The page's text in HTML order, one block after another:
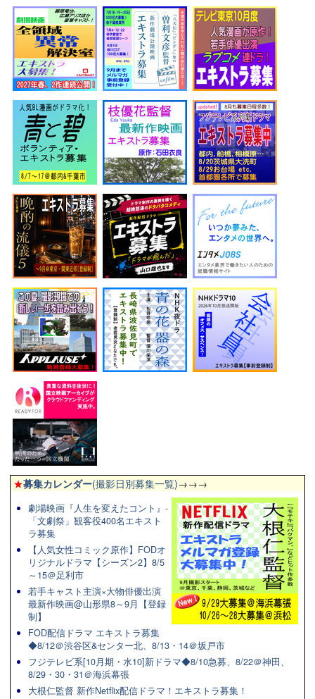
★募集カレンダー(撮影日別募集一覧)→→→
劇場映画『人生を変えたコント』-
「文劇祭」観客役400名エキスト
ラ募集
【人気女性コミック原作】FODオ
リジナルドラマ【シーズン2】8/5
～15＠足利市
若手キャスト主演×大物俳優出演
最新作映画@山形県8～9月【登録
制】
FOD配信ドラマ エキストラ募集
◆8/12＠渋谷区&センター北、8/13・14＠坂戸市
フジテレビ系[10月期・水10]新ドラマ◆8/10急募、8/22＠神田、
8/29・30・31＠海浜幕張
大根仁監督 新作Netflix配信ドラマ！エキストラ募集！